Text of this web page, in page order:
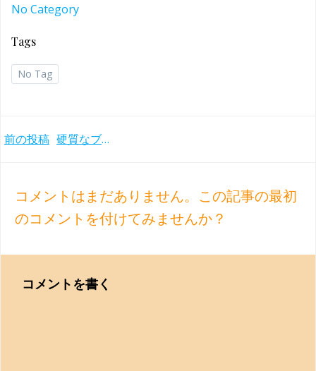
No Category
Tags
No Tag
Post
前の投稿 硬質なブラームス ギレリス＆ヨッフム／ベルリンフィルのピアノ協奏曲(1972年)
コメントはまだありません。この記事の最初
のコメントを付けてみませんか？
コメントを書く